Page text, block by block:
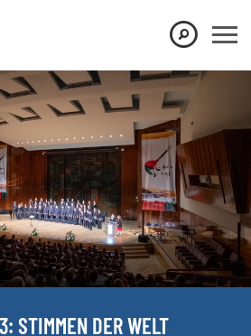
STIMMEN DER WELT